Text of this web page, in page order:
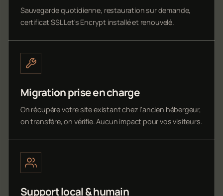
Sauvegarde quotidienne, restauration sur demande,
certificat SSL Let's Encrypt installé et renouvelé.
Migration prise en charge
On récupère votre site existant chez l'ancien hébergeur,
on transfère, on vérifie. Aucun impact pour vos visiteurs.
Support local & humain